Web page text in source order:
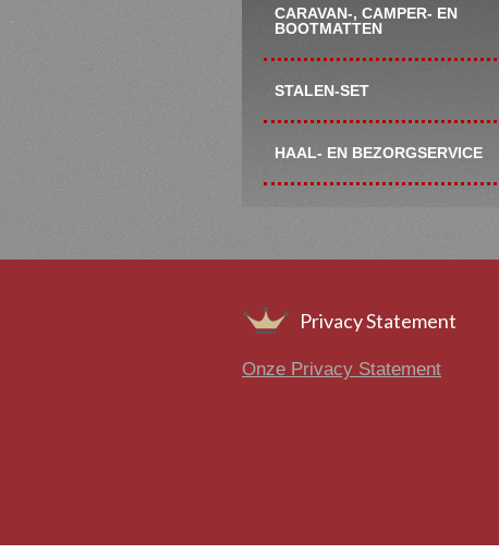
CARAVAN-, CAMPER- EN
BOOTMATTEN
STALEN-SET
HAAL- EN BEZORGSERVICE
Privacy Statement
Onze Privacy Statement